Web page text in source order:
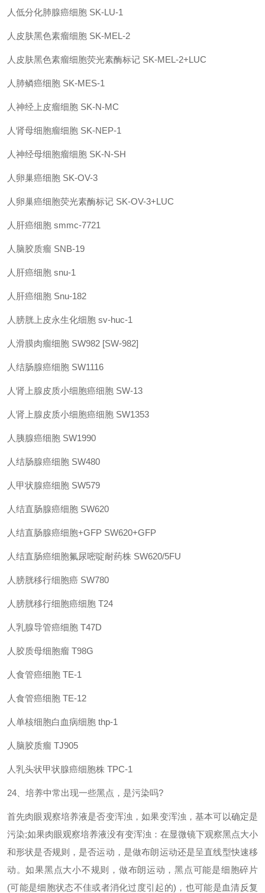
人低分化肺腺癌细胞 SK-LU-1
人皮肤黑色素瘤细胞 SK-MEL-2
人皮肤黑色素瘤细胞荧光素酶标记 SK-MEL-2+LUC
人肺鳞癌细胞 SK-MES-1
人神经上皮瘤细胞 SK-N-MC
人肾母细胞瘤细胞 SK-NEP-1
人神经母细胞瘤细胞 SK-N-SH
人卵巢癌细胞 SK-OV-3
人卵巢癌细胞荧光素酶标记 SK-OV-3+LUC
人肝癌细胞 smmc-7721
人脑胶质瘤 SNB-19
人肝癌细胞 snu-1
人肝癌细胞 Snu-182
人膀胱上皮永生化细胞 sv-huc-1
人滑膜肉瘤细胞 SW982 [SW-982]
人结肠腺癌细胞 SW1116
人肾上腺皮质小细胞癌细胞 SW-13
人肾上腺皮质小细胞癌细胞 SW1353
人胰腺癌细胞 SW1990
人结肠腺癌细胞 SW480
人甲状腺癌细胞 SW579
人结直肠腺癌细胞 SW620
人结直肠腺癌细胞+GFP SW620+GFP
人结直肠癌细胞氟尿嘧啶耐药株 SW620/5FU
人膀胱移行细胞癌 SW780
人膀胱移行细胞癌细胞 T24
人乳腺导管癌细胞 T47D
人胶质母细胞瘤 T98G
人食管癌细胞 TE-1
人食管癌细胞 TE-12
人单核细胞白血病细胞 thp-1
人脑胶质瘤 TJ905
人乳头状甲状腺癌细胞株 TPC-1
24 、培养中常出现一些黑点，是污染吗?
首先肉眼观察培养液是否变浑浊，如果变浑浊，基本可以确定是
污染;如果肉眼观察培养液没有变浑浊：在显微镜下观察黑点大小
和形状是否规则，是否运动，是做布朗运动还是呈直线型快速移
动。如果黑点大小不规则，做布朗运动，黑点可能是细胞碎片
(可能是细胞状态不佳或者消化过度引起的) ，也可能是血清反复